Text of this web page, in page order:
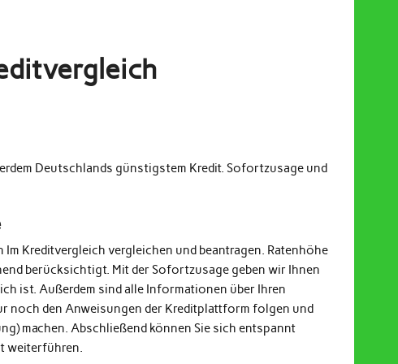
Deutschlands günstigstem Kredit. Sofortzusage und
Kreditvergleich vergleichen und beantragen. Ratenhöhe
berücksichtigt. Mit der Sofortzusage geben wir Ihnen
ist. Außerdem sind alle Informationen über Ihren
noch den Anweisungen der Kreditplattform folgen und
machen. Abschließend können Sie sich entspannt
weiterführen.